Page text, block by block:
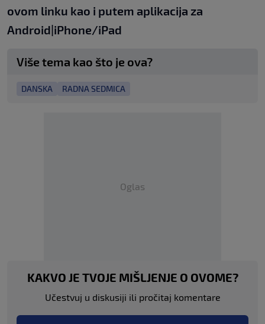
ovom linku kao i putem aplikacija za
Android iPhone/iPad
Više tema kao što je ova?
DANSKA RADNA SEDMICA
Oglas
KAKVO JE TVOJE MIŠLJENJE O OVOME?
Učestvuj u diskusiji ili pročitaj komentare